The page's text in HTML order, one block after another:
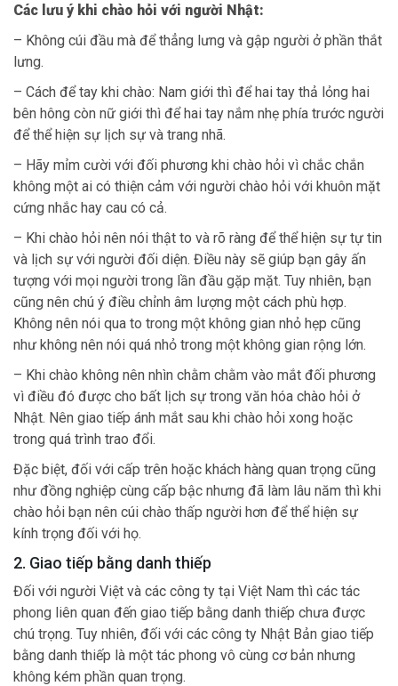
Các lưu ý khi chào hỏi với người Nhật:
– Không cúi đầu mà để thẳng lưng và gập người ở phần thắt
lưng.
– Cách để tay khi chào: Nam giới thì để hai tay thả lỏng hai
bên hông còn nữ giới thì để hai tay nắm nhẹ phía trước người
để thể hiện sự lịch sự và trang nhã.
– Hãy mỉm cười với đối phương khi chào hỏi vì chắc chắn
không một ai có thiện cảm với người chào hỏi với khuôn mặt
cứng nhắc hay cau có cả.
– Khi chào hỏi nên nói thật to và rõ ràng để thể hiện sự tự tin
và lịch sự với người đối diện. Điều này sẽ giúp bạn gây ấn
tượng với mọi người trong lần đầu gặp mặt. Tuy nhiên, bạn
cũng nên chú ý điều chỉnh âm lượng một cách phù hợp.
Không nên nói qua to trong một không gian nhỏ hẹp cũng
như không nên nói quá nhỏ trong một không gian rộng lớn.
– Khi chào không nên nhìn chằm chằm vào mắt đối phương
vì điều đó được cho bất lịch sự trong văn hóa chào hỏi ở
Nhật. Nên giao tiếp ánh mắt sau khi chào hỏi xong hoặc
trong quá trình trao đổi.
Đặc biệt, đối với cấp trên hoặc khách hàng quan trọng cũng
như đồng nghiệp cùng cấp bậc nhưng đã làm lâu năm thì khi
chào hỏi bạn nên cúi chào thấp người hơn để thể hiện sự
kính trọng đối với họ.
2. Giao tiếp bằng danh thiếp
Đối với người Việt và các công ty tại Việt Nam thì các tác
phong liên quan đến giao tiếp bằng danh thiếp chưa được
chú trọng. Tuy nhiên, đối với các công ty Nhật Bản giao tiếp
bằng danh thiếp là một tác phong vô cùng cơ bản nhưng
không kém phần quan trọng.